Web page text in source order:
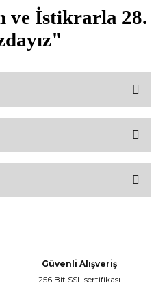
ve İstikrarla 28.
görüntülenemiyor.
Güvenli Alışveriş
256 Bit SSL sertifikası